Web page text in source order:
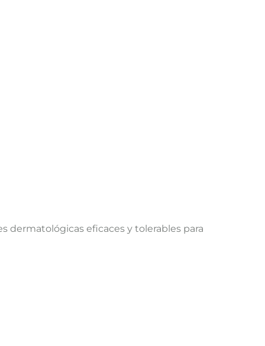
dermatológicas eficaces y tolerables para